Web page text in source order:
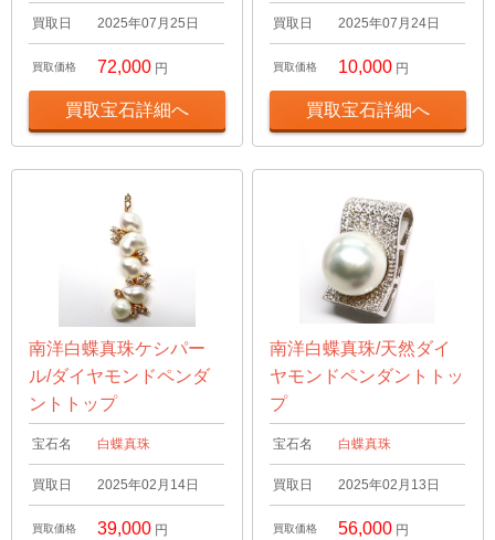
買取日 2025年07月25日
買取価格 72,000 円
買取宝石詳細へ
買取日 2025年07月24日
買取価格 10,000 円
買取宝石詳細へ
南洋白蝶真珠ケシパー
ル/ダイヤモンドペンダ
ントトップ
宝石名 白蝶真珠
買取日 2025年02月14日
買取価格 39,000 円
南洋白蝶真珠/天然ダイ
ヤモンドペンダントトッ
プ
宝石名 白蝶真珠
買取日 2025年02月13日
買取価格 56,000 円